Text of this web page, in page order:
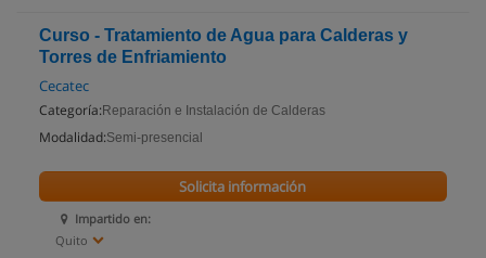
Curso - Tratamiento de Agua para Calderas y
Torres de Enfriamiento
Cecatec
Categoría: Reparación e Instalación de Calderas
Modalidad:Semi-presencial
Impartido en:
Quito
Solicita información